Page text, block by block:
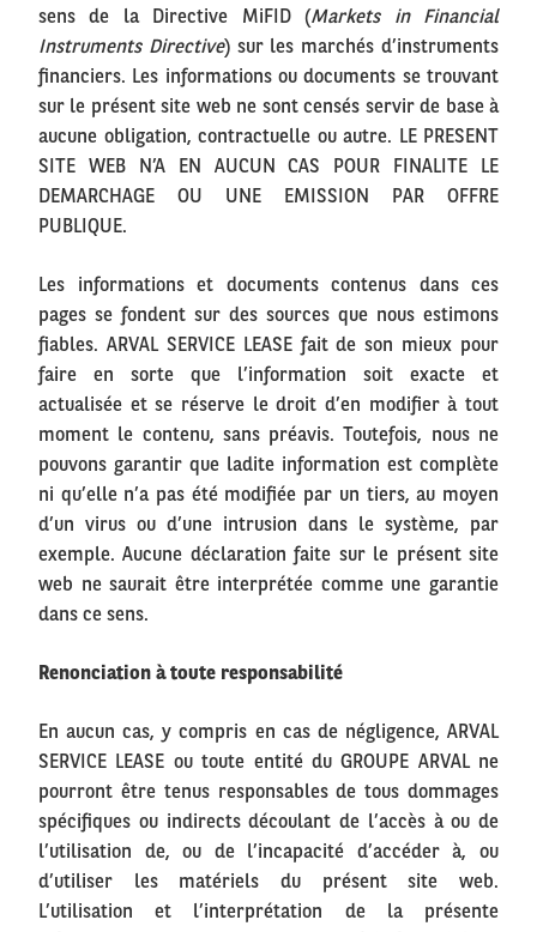
sens de la Directive MiFID (Markets in Financial
Instruments Directive) sur les marchés d’instruments
financiers. Les informations ou documents se trouvant
sur le présent site web ne sont censés servir de base à
aucune obligation, contractuelle ou autre. LE PRESENT
SITE WEB N’A EN AUCUN CAS POUR FINALITE LE
DEMARCHAGE OU UNE EMISSION PAR OFFRE
PUBLIQUE.
Les informations et documents contenus dans ces
pages se fondent sur des sources que nous estimons
fiables. ARVAL SERVICE LEASE fait de son mieux pour
faire en sorte que l’information soit exacte et
actualisée et se réserve le droit d’en modifier à tout
moment le contenu, sans préavis. Toutefois, nous ne
pouvons garantir que ladite information est complète
ni qu’elle n’a pas été modifiée par un tiers, au moyen
d’un virus ou d’une intrusion dans le système, par
exemple. Aucune déclaration faite sur le présent site
web ne saurait être interprétée comme une garantie
dans ce sens.
Renonciation à toute responsabilité
En aucun cas, y compris en cas de négligence, ARVAL
SERVICE LEASE ou toute entité du GROUPE ARVAL ne
pourront être tenus responsables de tous dommages
spécifiques ou indirects découlant de l’accès à ou de
l’utilisation de, ou de l’incapacité d’accéder à, ou
d’utiliser les matériels du présent site web.
L’utilisation et l’interprétation de la présente